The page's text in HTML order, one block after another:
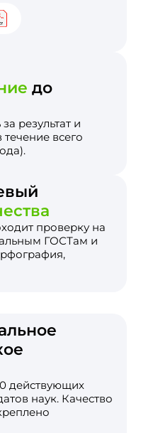
до
результат и
всего
проверку на
ГОСТам и
действующих
наук. Качество